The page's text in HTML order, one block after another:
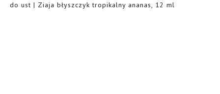
do ust | Ziaja błyszczyk tropikalny ananas, 12 ml